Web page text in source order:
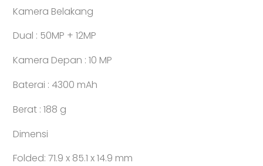
Kamera Belakang
Dual : 50MP + 12MP
Kamera Depan : 10 MP
Baterai : 4300 mAh
Berat : 188 g
Dimensi
Folded: 71.9 x 85.1 x 14.9 mm